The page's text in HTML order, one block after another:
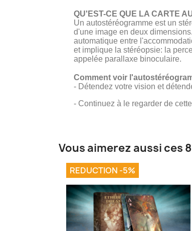
QU'EST-CE QUE LA CARTE
Un autostéréogramme est un
d'une image en deux
automatique entre
et implique la stéréopsie: la
appelée parallaxe binoculaire.
Comment voir
- Détendez votre vision et
- Continuez à le regarder de
Vous aimerez aussi ces
REDUCTION -5%